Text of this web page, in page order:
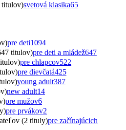
titulov)svetová klasika65
pre deti1094
titulov)pre deti a mládež647
pre chlapcov522
pre dievčatá425
young adult387
new adult14
pre mužov6
pre prvákov2
(2 tituly)pre začínajúcich